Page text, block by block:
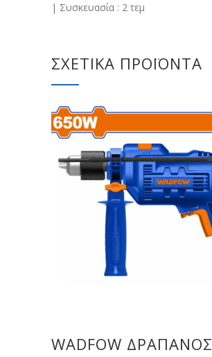
| Συσκευασία : 2 τεμ
ΣΧΕΤΙΚΆ ΠΡΟΪΌΝΤΑ
WADFOW ΔΡΑΠΑΝΟΣ